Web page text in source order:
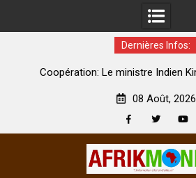
Dernières Infos:
Coopération: Le ministre Indien
08 Août, 2026